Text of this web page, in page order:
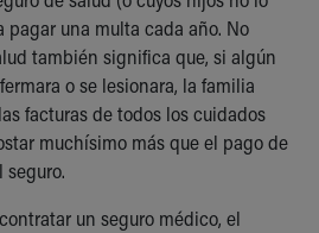
Pediatrics
pagar una multa cada año. No
también significa que, si algún
o se lesionara, la familia
facturas de todos los cuidados
muchísimo más que el pago de
seguro.
un seguro médico, el